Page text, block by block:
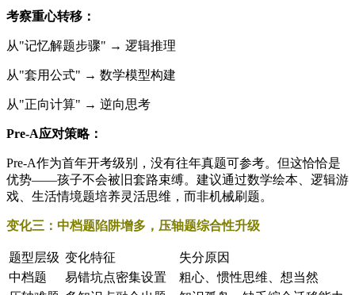
考察重心转移：
从"记忆解题步骤" → 逻辑推理
从"套用公式" → 数学模型构建
从"正向计算" → 逆向思考
Pre-A应对策略：
Pre-A作为首年开考级别，没有往年真题可参考。但这恰恰是
优势——孩子不会被旧套路束缚。建议通过数学绘本、逻辑游
戏、生活情境题培养灵活思维，而非机械刷题。
变化三：中档题陷阱增多，压轴题综合性升级
题型层级 变化特征
失分原因
中档题
易错坑点密集设置
粗心、惯性思维、想当然